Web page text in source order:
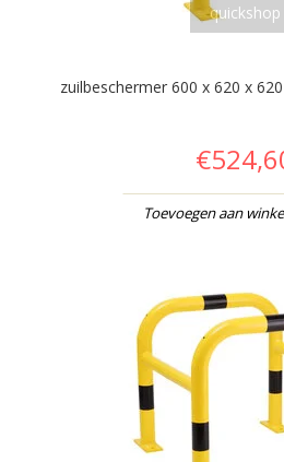
quickshop
zuilbeschermer 600 x 620 x
Toevoegen aan